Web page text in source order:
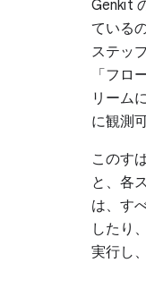
Genkit
ている
ステッ
「フロ
リーム
に観測
このす
と、各
は、す
したり
実行し